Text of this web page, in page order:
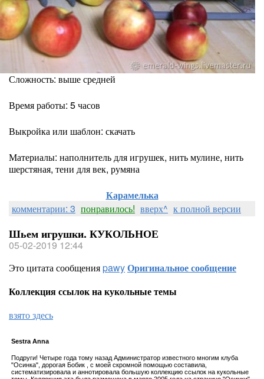
Сложность: выше средней
Время работы: 5 часов
Выкройка или шаблон: скачать
Материалы: наполнитель для игрушек, нить мулине, нить
шерстяная, тени для век, румяна
Карамелька
комментарии: 3 понравилось! вверх^ к полной версии
Шьем игрушки. КУКОЛЬНОЕ
05-02-2019 12:44
Это цитата сообщенияpawyОригинальное сообщение
Коллекция ссылок на кукольные темы
взято здесь
Sestra Annа
Подруги! Четыре года тому назад Администратор известного многим клуба
"Осинка", дорогая Бобик , с моей скромной помощью составила,
систематизировала и аннотировала большую коллекцию ссылок на кукольные